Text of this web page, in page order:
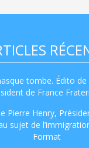
tombe. Édito de
de France
Pierre Henry,
sujet de
Format